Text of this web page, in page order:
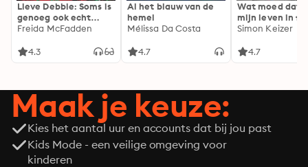
Lieve Debbie: Soms is
genoeg ook echt
genoeg...
Freida McFadden
4.3
Al het blauw van de
hemel
Mélissa Da Costa
4.7
Wat moed dat
mijn leven in
Simon Keizer
4.7
Maak je keuze:
Kies het aantal uur en accounts dat bij jou past
Kids Mode - een veilige omgeving voor
kinderen